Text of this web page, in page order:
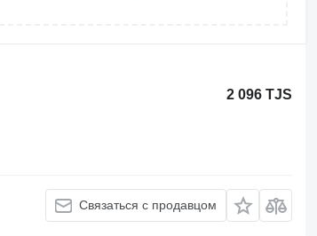
2 096 TJS
Связаться с продавцом